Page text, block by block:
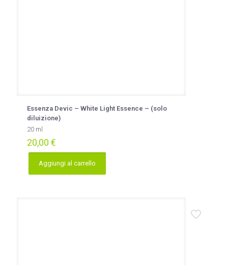
Essenza Devic – White Light Essence – (solo
diluizione)
20 ml
20,00 €
Aggiungi al carrello